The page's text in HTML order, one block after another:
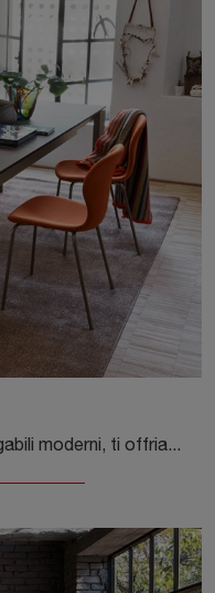
Se sei alla ricerca di tavoli allungabili moderni, ti offriamo il modello da cucina in ceramica Baron della firma Connubia.